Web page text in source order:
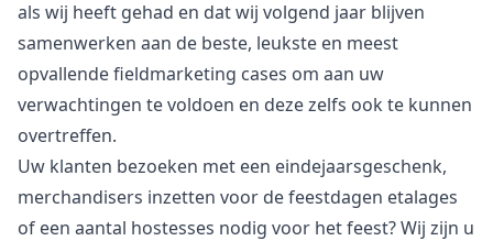
als wij heeft gehad en dat wij volgend jaar blijven
samenwerken aan de beste, leukste en meest
opvallende fieldmarketing cases om aan uw
verwachtingen te voldoen en deze zelfs ook te kunnen
overtreffen.
Uw klanten bezoeken met een eindejaarsgeschenk,
merchandisers inzetten voor de feestdagen etalages
of een aantal hostesses nodig voor het feest? Wij zijn u